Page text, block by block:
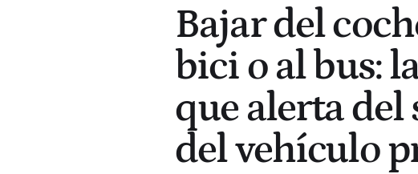
Bajar del
bici o al bus:
que alerta del
del vehículo